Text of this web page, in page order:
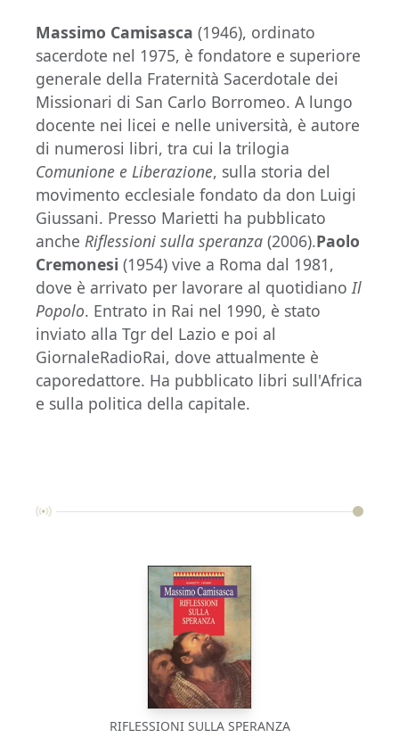
Massimo Camisasca (1946), ordinato
sacerdote nel 1975, è fondatore e superiore
generale della Fraternità Sacerdotale dei
Missionari di San Carlo Borromeo. A lungo
docente nei licei e nelle università, è autore
di numerosi libri, tra cui la trilogia
Comunione e Liberazione, sulla storia del
movimento ecclesiale fondato da don Luigi
Giussani. Presso Marietti ha pubblicato
anche Riflessioni sulla speranza (2006).Paolo
Cremonesi (1954) vive a Roma dal 1981,
dove è arrivato per lavorare al quotidianoIl
Popolo. Entrato in Rai nel 1990, è stato
inviato alla Tgr del Lazio e poi al
GiornaleRadioRai, dove attualmente è
caporedattore. Ha pubblicato libri sull'Africa
e sulla politica della capitale.
RIFLESSIONI SULLA SPERANZA